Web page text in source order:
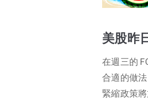
美股昨
在週三的
合適的做
緊縮政策